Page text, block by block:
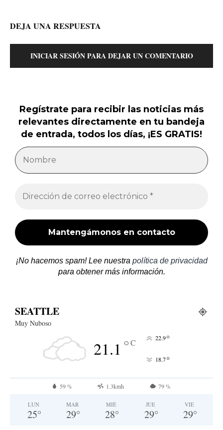
DEJA UNA RESPUESTA
INICIAR SESIÓN PARA DEJAR UN COMENTARIO
Regístrate para recibir las noticias más
relevantes directamente en tu bandeja
de entrada, todos los días, ¡ES GRATIS!
¡No hacemos spam! Lee nuestra política de privacidad
para obtener más información.
SEATTLE
Muy Nuboso
21.1 °C 22.9°
18.7°
59 % 1.3kmh 79 %
LUN
25°
MAR
29°
MIÉ
28°
JUE
29°
VIE
29°